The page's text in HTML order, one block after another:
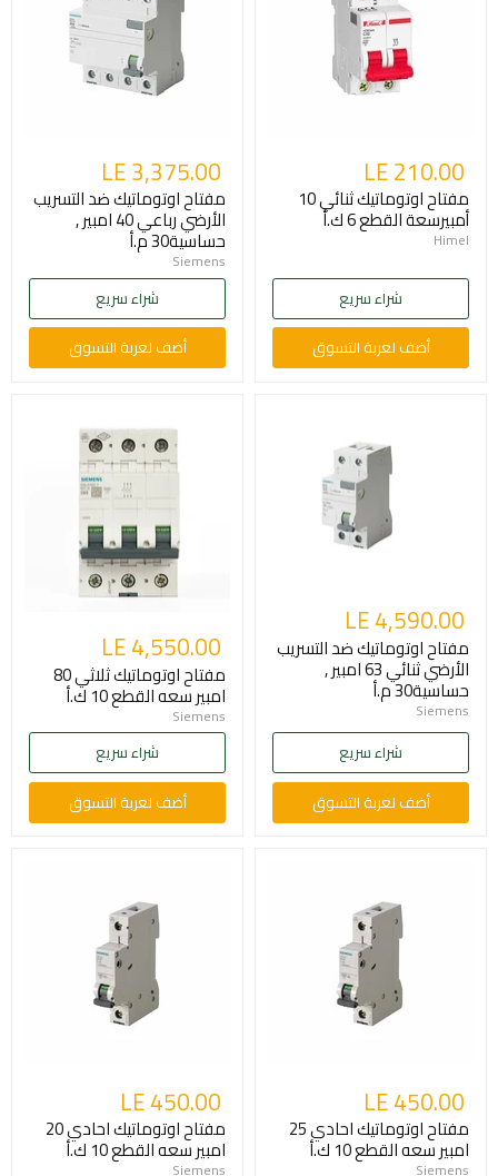
LE 210.00
مفتاح اوتوماتيك ثنائي 10
أمبيرسعة القطع 6 ك.أ
Himel
شراء سريع
أضف لعربة التسوق
LE 3,375.00
مفتاح اوتوماتيك ضد التسريب
الأرضي رباعي 40 امبير ,
حساسية30 م.أ
Siemens
شراء سريع
أضف لعربة التسوق
LE 4,590.00
مفتاح اوتوماتيك ضد التسريب
الأرضي ثنائي 63 امبير ,
حساسية30 م.أ
Siemens
شراء سريع
أضف لعربة التسوق
LE 4,550.00
مفتاح اوتوماتيك ثلاثي 80
امبير سعه القطع 10 ك.أ
Siemens
شراء سريع
أضف لعربة التسوق
LE 450.00
مفتاح اوتوماتيك احادي 25
امبير سعه القطع 10 ك.أ
Siemens
LE 450.00
مفتاح اوتوماتيك احادي 20
امبير سعه القطع 10 ك.أ
Siemens